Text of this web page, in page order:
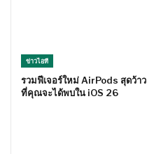
ข่าวไอที
รวมฟีเจอร์ใหม่ AirPods สุดว้าว
ที่คุณจะได้พบใน iOS 26